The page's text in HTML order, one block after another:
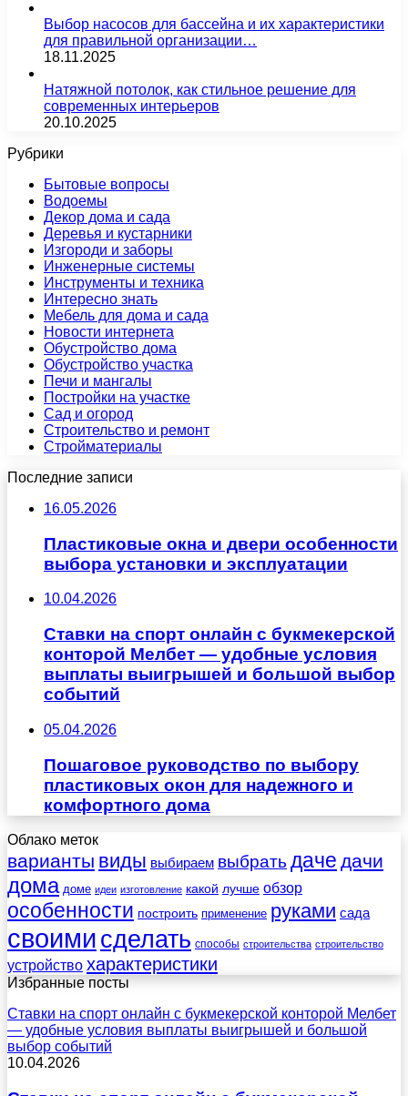
Выбор насосов для бассейна и их характеристики
для правильной организации…
18.11.2025
Натяжной потолок, как стильное решение для
современных интерьеров
20.10.2025
Рубрики
Бытовые вопросы
Водоемы
Декор дома и сада
Деревья и кустарники
Изгороди и заборы
Инженерные системы
Инструменты и техника
Интересно знать
Мебель для дома и сада
Новости интернета
Обустройство дома
Обустройство участка
Печи и мангалы
Постройки на участке
Сад и огород
Строительство и ремонт
Стройматериалы
Последние записи
16.05.2026
Пластиковые окна и двери особенности
выбора установки и эксплуатации
10.04.2026
Ставки на спорт онлайн с букмекерской
конторой Мелбет — удобные условия
выплаты выигрышей и большой выбор
событий
05.04.2026
Пошаговое руководство по выбору
пластиковых окон для надежного и
комфортного дома
Облако меток
варианты виды выбираем выбрать даче дачи
дома доме идеи изготовление какой лучше обзор
особенности построить применение руками сада
своими сделать способы строительства строительство
устройство характеристики
Избранные посты
Ставки на спорт онлайн с букмекерской конторой Мелбет
— удобные условия выплаты выигрышей и большой
выбор событий
10.04.2026